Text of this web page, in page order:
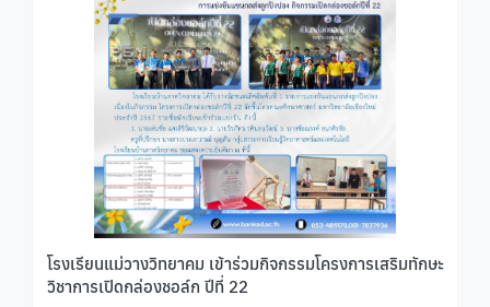
โรงเรียนแม่วางวิทยาคม เข้าร่วมกิจกรรมโครงการเสริมทักษะ
วิชาการเปิดกล่องชอล์ก ปีที่ 22